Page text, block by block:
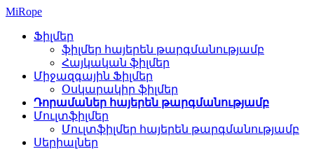
MiRope
Ֆիլմեր
ֆիլմեր հայերեն թարգմանությամբ
Հայկական ֆիլմեր
Միջազգային Ֆիլմեր
Օսկարակիր ֆիլմեր
Դորամաներ հայերեն թարգմանությամբ
Մուլտֆիլմեր
Մուլտֆիլմեր հայերեն թարգմանությամբ
Սերիալներ